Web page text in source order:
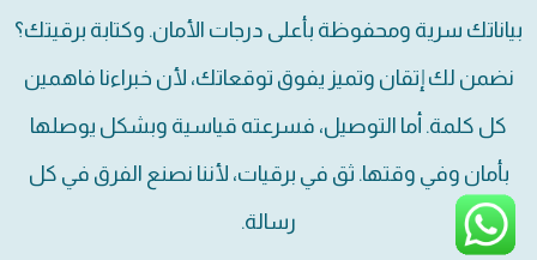
بياناتك سرية ومحفوظة بأعلى درجات الأمان. وكتابة برقيتك؟
نضمن لك إتقان وتميز يفوق توقعاتك، لأن خبراءنا فاهمين
كل كلمة. أما التوصيل، فسرعته قياسية وبشكل يوصلها
بأمان وفي وقتها. ثق في برقيات، لأننا نصنع الفرق في كل
رسالة.